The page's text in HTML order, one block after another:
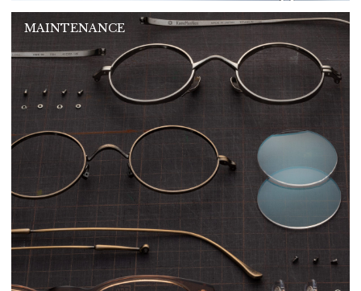
MAINTENANCE